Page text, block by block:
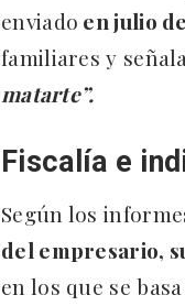
enviado en julio
familiares y
matarte”.
Fiscalía e
Según los
del empresario,
en los que se